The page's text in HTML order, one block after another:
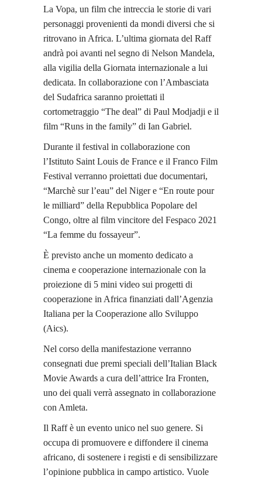
La Vopa, un film che intreccia le storie di vari
personaggi provenienti da mondi diversi che si
ritrovano in Africa. L’ultima giornata del Raff
andrà poi avanti nel segno di Nelson Mandela,
alla vigilia della Giornata internazionale a lui
dedicata. In collaborazione con l’Ambasciata
del Sudafrica saranno proiettati il
cortometraggio “The deal” di Paul Modjadji e il
film “Runs in the family” di Ian Gabriel.
Durante il festival in collaborazione con
l’Istituto Saint Louis de France e il Franco Film
Festival verranno proiettati due documentari,
“Marchè sur l’eau” del Niger e “En route pour
le milliard” della Repubblica Popolare del
Congo, oltre al film vincitore del Fespaco 2021
“La femme du fossayeur”.
È previsto anche un momento dedicato a
cinema e cooperazione internazionale con la
proiezione di 5 mini video sui progetti di
cooperazione in Africa finanziati dall’Agenzia
Italiana per la Cooperazione allo Sviluppo
(Aics).
Nel corso della manifestazione verranno
consegnati due premi speciali dell’Italian Black
Movie Awards a cura dell’attrice Ira Fronten,
uno dei quali verrà assegnato in collaborazione
con Amleta.
Il Raff è un evento unico nel suo genere. Si
occupa di promuovere e diffondere il cinema
africano, di sostenere i registi e di sensibilizzare
l’opinione pubblica in campo artistico. Vuole